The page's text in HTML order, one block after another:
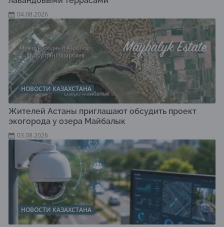
04.08.2026
НОВОСТИ КАЗАХСТАНА
Жителей Астаны приглашают обсудить проект
экогорода у озера Майбалык
03.08.2026
НОВОСТИ КАЗАХСТАНА